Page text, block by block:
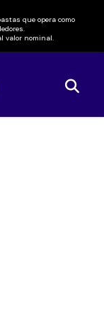
que opera como
valor nominal.